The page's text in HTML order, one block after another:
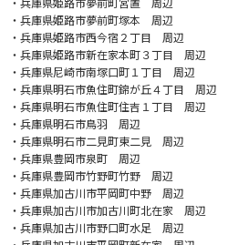
・兵庫県姫路市夢前町塚本 周辺
・兵庫県姫路市西今宿２丁目 周辺
・兵庫県姫路市新在家本町３丁目 周辺
・兵庫県尼崎市南塚口町１丁目 周辺
・兵庫県明石市魚住町錦が丘４丁目 周辺
・兵庫県明石市魚住町住吉１丁目 周辺
・兵庫県明石市鳥羽 周辺
・兵庫県明石市二見町東二見 周辺
・兵庫県豊岡市泉町 周辺
・兵庫県豊岡市竹野町竹野 周辺
・兵庫県加古川市平岡町中野 周辺
・兵庫県加古川市加古川町北在家 周辺
・兵庫県加古川市野口町水足 周辺